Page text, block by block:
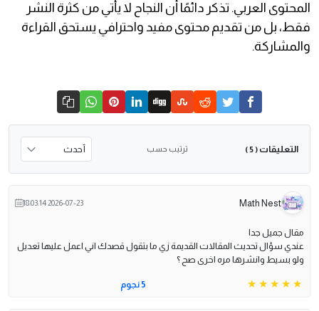
المحتوى العربي. تذكر دائمًا أن النجاح لا يأتي من كثرة النشر
فقط، بل من تقديم محتوى مفيد واحترافي يستحق القراءة
والمشاركة.
التعليقات ( 5 ) ترتيب حسب
Math Nest
2026-07-23 18:03:14
مقال جميل جدا
عندي سؤال تحديث المقالات القديمة زي ما بتقول قصدك اني اعمل عليها تعديل
ولو بسيط وانشرها مره اخرى صح ؟
5 نجوم